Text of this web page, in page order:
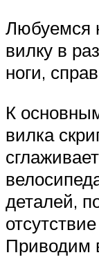
Любуемся
вилку в
ноги,
К
вилка
деталей,
Приводим